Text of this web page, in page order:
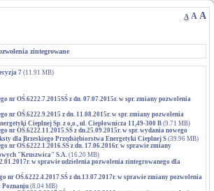
A A A
zintegrowane
7(11.91 MB)
nr OŚ.6222.7.2015SŚ z dn. 07.07.2015r. w spr. zmiany pozwolenia
nr OŚ.6222.9.2015 z dn. 11.08.2015r. w spr. zmiany pozwolenia
Cieplnej Sp. z o.o., ul. Ciepłownicza 11,49-300 B (9.71 MB)
nr OŚ.6222.11.2015.SŚ z dn.25.09.2015r. w spr. wydania nowego
dla Brzeskiego Przedsiębiorstwa Energetyki Cieplnej S(39.96 MB)
nr OŚ.6222.1.2016.SŚ z dn. 17.06.2016r. w sprawie zmiany
"Kruszwica" S.A. (16.20 MB)
w sprawie udzielenia pozwolenia zintegrowanego dla
nr OŚ.6222.4.2017.SŚ z dn.13.07.2017r. w sprawie zmiany pozwolenia
Poznaniu (8.04 MB)